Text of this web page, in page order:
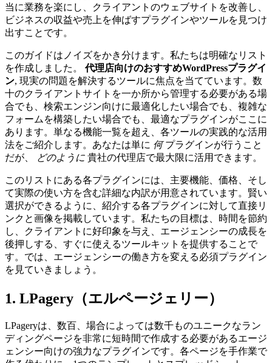
当に業務を楽にし、クライアントのウェブサイトを改善し、
ビジネスの収益や売上を伸ばすプラグインやツールを見つけ
出すことです。
このガイドはノイズをかき分けます。私たちは明確なリスト
を作成しました。代理店向けのおすすめWordPressプラグイ
ン, 現実の問題を解決するツールに焦点を当てています。数
十のクライアントサイトを一か所から管理する必要がある場
合でも、検索エンジン向けに最適化したい場合でも、複雑な
フォームを構築したい場合でも、最適なプラグインがここに
あります。単なる機能一覧を超え、各ツールの実践的な活用
法をご紹介します。あなたは単に 何プラグインが行うこと
だが、
どのように 貴社の代理店で最大限に活用できます。
このリストにある各プラグインには、主要機能、価格、そし
て実際の使い方を含む詳細な内訳が用意されています。賢い
選択ができるように、紹介する各プラグインに対して直接リ
ンクと画像を掲載しています。私たちの目標は、時間を節約
し、クライアントに好印象を与え、エージェンシーの成長を
後押しする、すぐに使えるツールキットを提供することで
す。では、エージェンシーの働き方を変える必須プラグイン
を見ていきましょう。
1. LPagery（エルページェリー）
LPageryは、数百、場合によっては数千ものユニークなラン
ディングページを非常に短時間で作成する必要があるエージ
ェンシー向けの強力なプラグインです。各ページを手作業で